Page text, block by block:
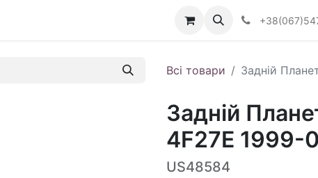
Всі товари Задній
Задній
4F27E 1999-
US48584